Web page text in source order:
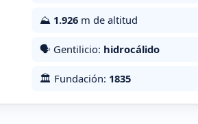
⛰️ 1.926 m de altitud
🗣️ Gentilicio: hidrocálido
🏛️ Fundación: 1835